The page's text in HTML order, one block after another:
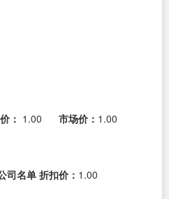
： 1.00 市场价： 1.00
司名单 折扣价： 1.00